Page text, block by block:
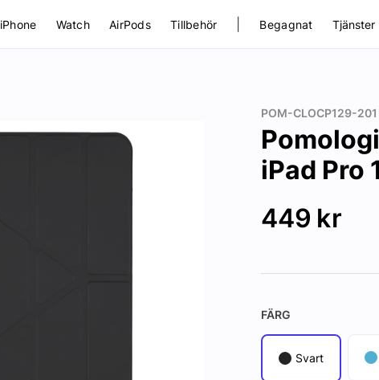
iPhone Watch AirPods Tillbehör Begagnat Tjänster
POM-CLOCP129-201
iPad Pro
449 kr
FÄRG
Svart